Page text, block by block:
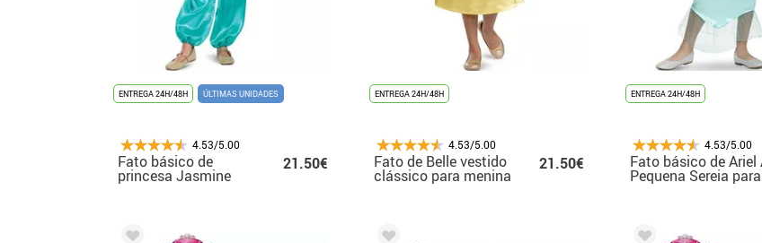
ENTREGA 24H/48H ÚLTIMAS UNIDADES
4.53/5.00
Fato básico de
princesa Jasmine
para menina
21.50€
ENTREGA 24H/48H
4.53/5.00
Fato de Belle vestido
clássico para menina
21.50€
ENTREGA 24H/48H
4.53/5.00
Fato básico de Ariel
Pequena Sereia para
menina